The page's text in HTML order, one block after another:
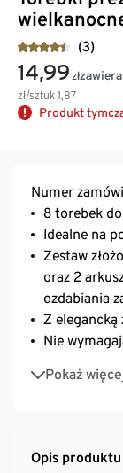
(3)
14,99 zł
zł/sztuk 1,87
zawiera
Produkt
Numer
8 torebek
Idealne na
Zestaw
oraz 2
ozdabiania
Z elegancką
Nie
Pokaż
Z instrukcją
Opis produktu